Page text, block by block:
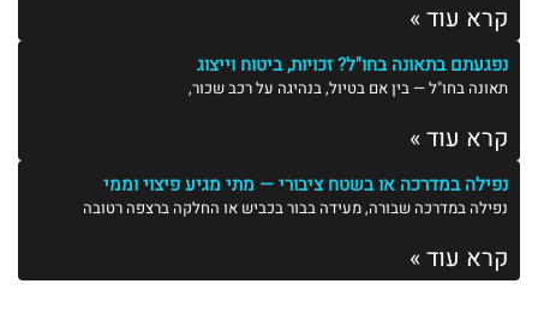
קרא עוד »
נפגעתם בתאונה בחו"ל? זכויות, ביטוח וייצוג
תאונה בחו"ל — בין אם בטיול, בנהיגה על רכב שכור,
קרא עוד »
נפילה במדרכה או בשטח ציבורי — מתי מגיע פיצוי וממי
נפילה במדרכה שבורה, מעידה בבור בכביש או החלקה ברצפה רטובה
קרא עוד »